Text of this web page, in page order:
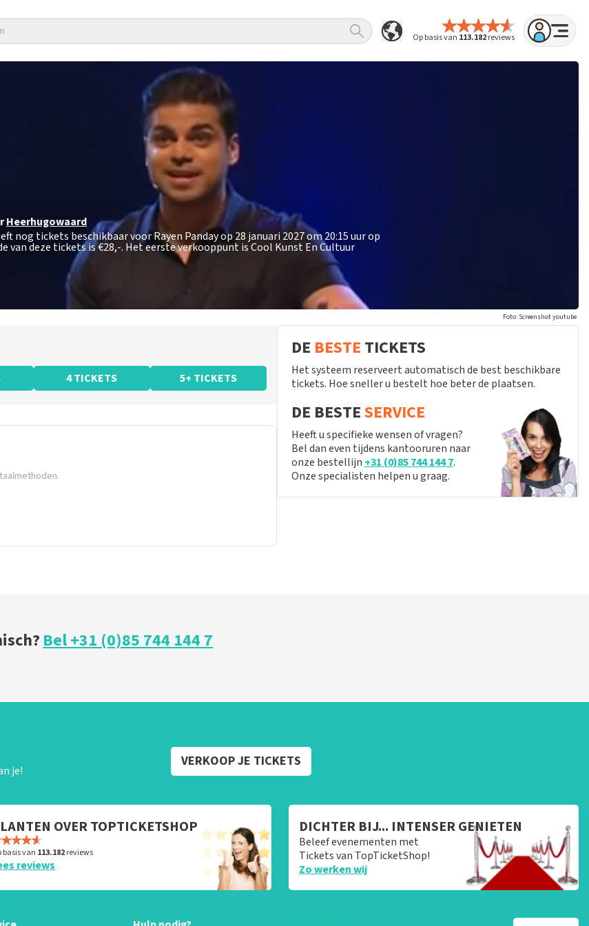
Op basis van 113.182reviews
Heerhugowaard
nog tickets beschikbaar voor Rayen Panday op 28 januari 2027 om 20:15 uur op
van deze tickets is€28,-. Het eerste verkooppunt is Cool Kunst En Cultuur
Foto: Screenshot youtube
4 TICKETS 5+ TICKETS
DE BESTE TICKETS
Het systeem reserveert automatisch de best beschikbare
tickets. Hoe sneller u bestelt hoe beter de plaatsen.
DE BESTESERVICE
Heeft u specifieke wensen of vragen?
Bel dan even tijdens kantooruren naar
onze bestellijn +31 (0)85 744 144 7.
Onze specialisten helpen u graag.
Bel +31 (0)85 744 144 7
je!
VERKOOP JE TICKETS
OVER TOPTICKETSHOP
basis van 113.182reviews
reviews
DICHTER BIJ... INTENSER GENIETEN
Beleef evenementen met
Tickets van TopTicketShop!
Zo werken wij